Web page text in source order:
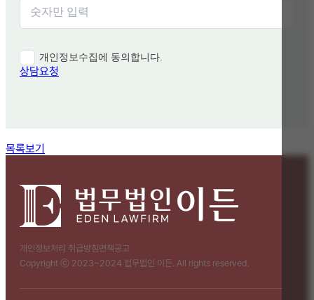
개인정보수집에 동의합니다.
상담요청
목록보기
개인정보처리 취급방침 면책공고
Copyright ⓒ 2023~2024 법무법인 이든. All rights reserved.